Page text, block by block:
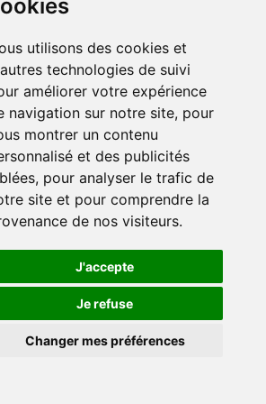
utilisons des cookies et
technologies de suivi
améliorer votre expérience
navigation sur notre site, pour
montrer un contenu
et des publicités
pour analyser le trafic de
site et pour comprendre la
de nos visiteurs.
J'accepte
Je refuse
Changer mes préférences
information)